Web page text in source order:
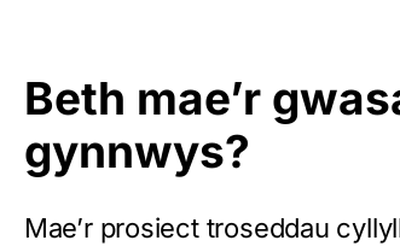
Beth mae’r
gynnwys?
Mae’r prosiect troseddau